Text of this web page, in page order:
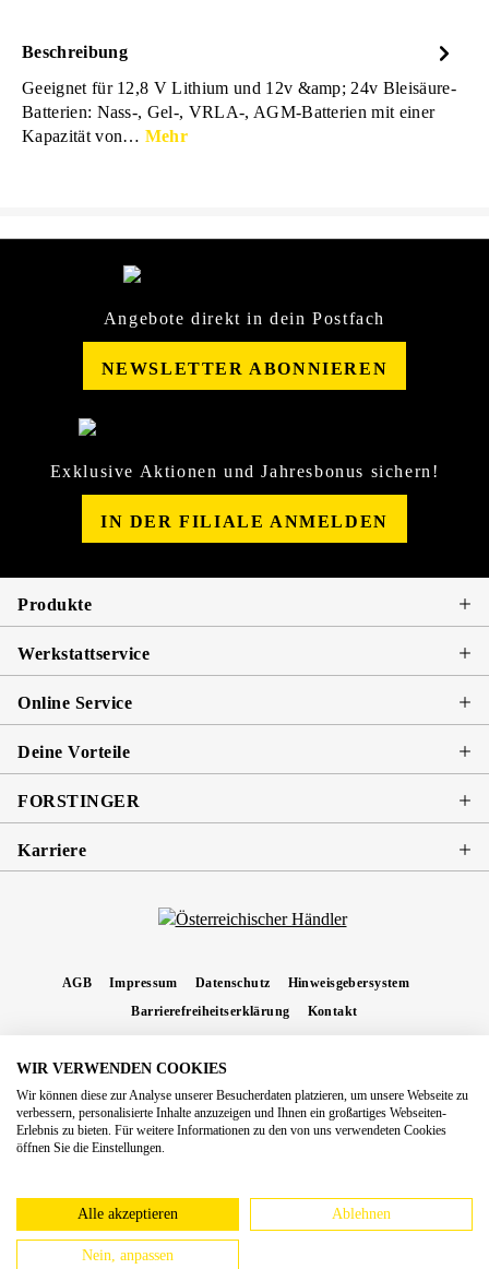
Beschreibung
Geeignet für 12,8 V Lithium und 12v &amp; 24v Bleisäure-
Batterien: Nass-, Gel-, VRLA-, AGM-Batterien mit einer
Kapazität von… Mehr
Angebote direkt in dein Postfach
NEWSLETTER ABONNIEREN
Exklusive Aktionen und Jahresbonus sichern!
IN DER FILIALE ANMELDEN
Produkte
Werkstattservice
Online Service
Deine Vorteile
FORSTINGER
Karriere
AGB Impressum Datenschutz
Hinweisgebersystem
Barrierefreiheitserklärung
Kontakt
Nachnahmegebühren, wenn nicht anders angegeben.
Copyright 2026 Forstinger Österreich GmbH
Königstetter Straße 128 - 134/OG3, 3430 Tulln
europäschen Online-Streitbeilegungs-Plattform hinzuweisen: webgate.ec.europa.eu/odr
WIR VERWENDEN COOKIES
Wir können diese zur Analyse unserer Besucherdaten platzieren, um unsere Webseite zu
verbessern, personalisierte Inhalte anzuzeigen und Ihnen ein großartiges Webseiten-
Erlebnis zu bieten. Für weitere Informationen zu den von uns verwendeten Cookies
öffnen Sie die Einstellungen.
Alle akzeptieren Ablehnen
Nein, anpassen